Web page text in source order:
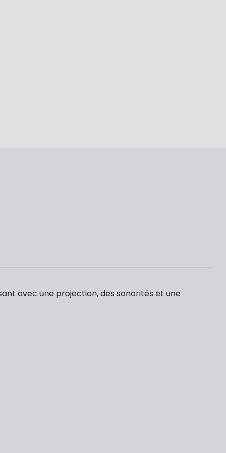
avec une projection, des sonorités et une